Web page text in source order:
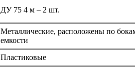
ДУ 75 4 м – 2 шт.
Металлические, расположены по
емкости
Пластиковые